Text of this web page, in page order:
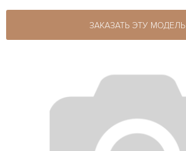
27-44
ЗАКАЗАТЬ ЭТУ МОДЕЛЬ